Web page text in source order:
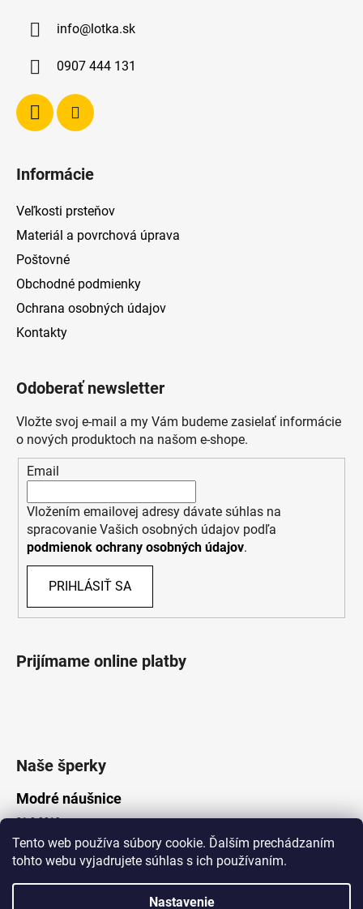
Tento web používa súbory cookie. Ďalším prechádzaním
tohto webu vyjadrujete súhlas s ich používaním.
Nastavenie
info@lotka.sk
0907 444 131
Informácie
Veľkosti prsteňov
Materiál a povrchová úprava
Poštovné
Obchodné podmienky
Ochrana osobných údajov
Kontakty
Odoberať newsletter
Vložte svoj e-mail a my Vám budeme zasielať informácie
o nových produktoch na našom e-shope.
Email
Vložením emailovej adresy dávate súhlas na
spracovanie Vašich osobných údajov podľa
podmienok ochrany osobných údajov.
PRIHLÁSIŤ SA
Prijímame online platby
Naše šperky
Modré náušnice
21.8.2019
Vytvoril Shoptet